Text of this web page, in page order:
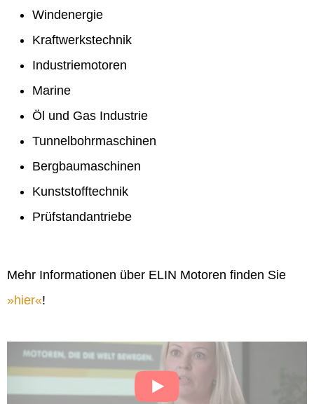
Windenergie
Kraftwerkstechnik
Industriemotoren
Marine
Öl und Gas Industrie
Tunnelbohrmaschinen
Bergbaumaschinen
Kunststofftechnik
Prüfstandantriebe
Mehr Informationen über ELIN Motoren finden Sie
hier !